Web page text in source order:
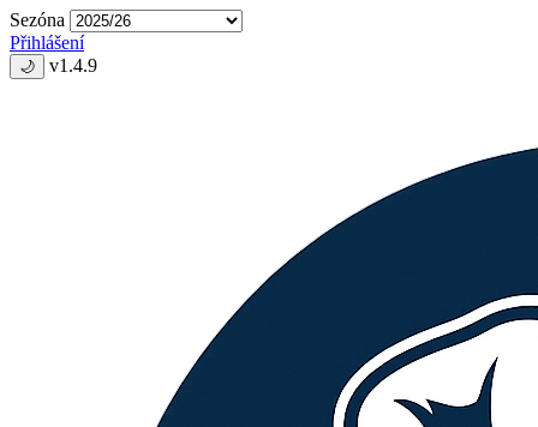
Sezóna
Přihlášení
🌙 v1.4.9